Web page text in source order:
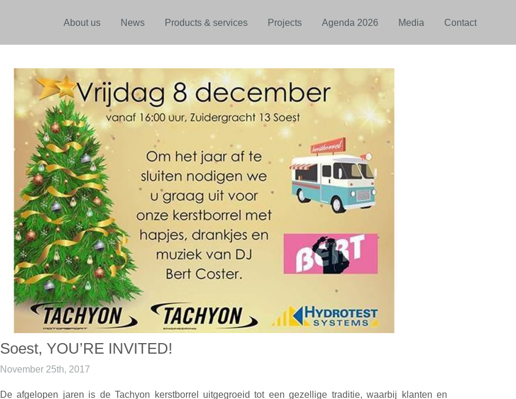
About us News Products & services Projects Agenda 2026 Media Contact
Soest, YOU’RE INVITED!
November 25th, 2017
De afgelopen jaren is de Tachyon kerstborrel uitgegroeid tot een gezellige traditie, waarbij klanten en